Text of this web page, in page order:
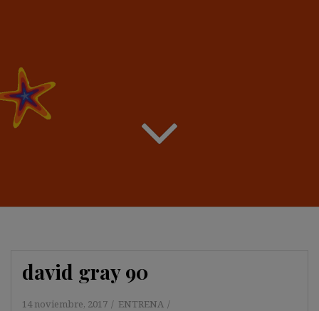
david gray 90
14 noviembre, 2017 ENTRENA